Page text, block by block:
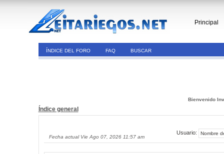
Principal
ÍNDICE DEL FORO FAQ BUSCAR
Bienvenido
Índice general
Fecha actual Vie Ago 07, 2026 11:57 am
Usuario: